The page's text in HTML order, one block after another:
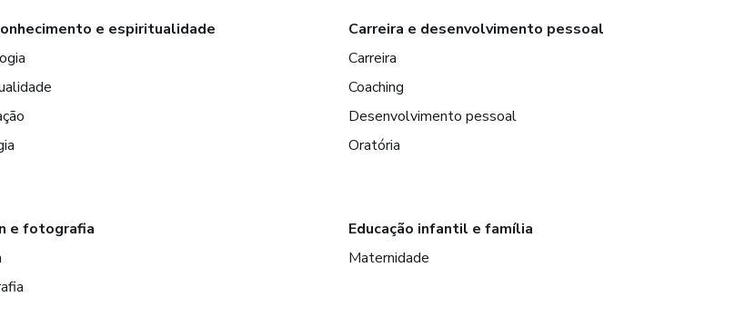
e espiritualidade
Carreira e desenvolvimento pessoal
Carreira
Coaching
Desenvolvimento pessoal
Oratória
e fotografia
Educação infantil e família
Maternidade